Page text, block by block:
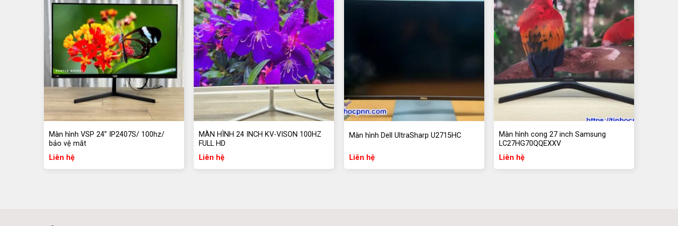
Màn hình VSP 24” IP2407S/ 100hz/
bảo vệ mắt
Liên hệ
MÀN HÌNH 24 INCH KV-VISON 100HZ
FULL HD
Liên hệ
Màn hình Dell UltraSharp U2715HC
Liên hệ
Màn hình cong 27 inch Samsung
LC27HG70QQEXXV
Liên hệ